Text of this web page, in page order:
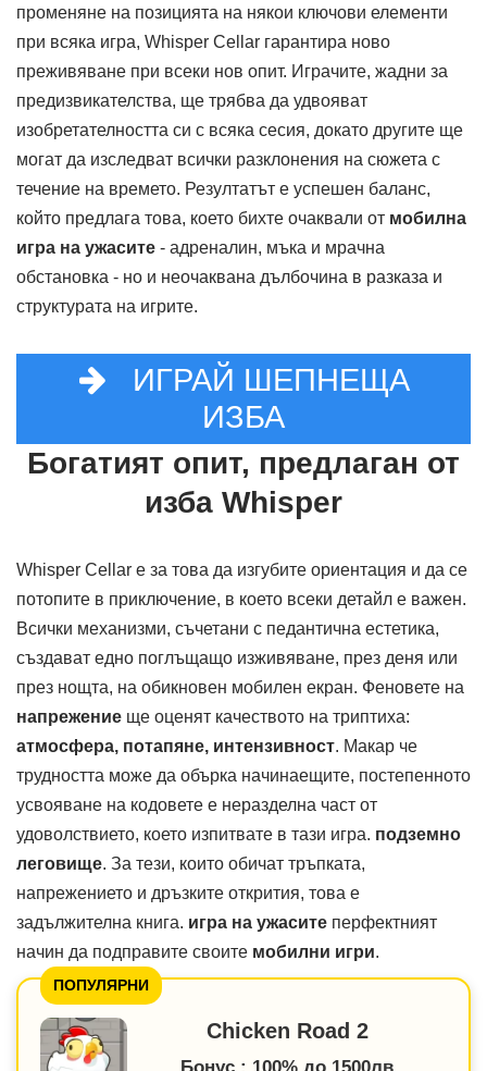
променяне на позицията на някои ключови елементи
при всяка игра, Whisper Cellar гарантира ново
преживяване при всеки нов опит. Играчите, жадни за
предизвикателства, ще трябва да удвояват
изобретателността си с всяка сесия, докато другите ще
могат да изследват всички разклонения на сюжета с
течение на времето. Резултатът е успешен баланс,
който предлага това, което бихте очаквали от мобилна
игра на ужасите - адреналин, мъка и мрачна
обстановка - но и неочаквана дълбочина в разказа и
структурата на игрите.
ИГРАЙ ШЕПНЕЩА
ИЗБА
Богатият опит, предлаган от
изба Whisper
Whisper Cellar е за това да изгубите ориентация и да се
потопите в приключение, в което всеки детайл е важен.
Всички механизми, съчетани с педантична естетика,
създават едно поглъщащо изживяване, през деня или
през нощта, на обикновен мобилен екран. Феновете на
напрежение ще оценят качеството на триптиха:
атмосфера, потапяне, интензивност. Макар че
трудността може да обърка начинаещите, постепенното
усвояване на кодовете е неразделна част от
удоволствието, което изпитвате в тази игра. подземно
леговище. За тези, които обичат тръпката,
напрежението и дръзките открития, това е
задължителна книга. игра на ужасите перфектният
начин да подправите своите мобилни игри.
ПОПУЛЯРНИ
Chicken Road 2
Бонус : 100% до 1500лв